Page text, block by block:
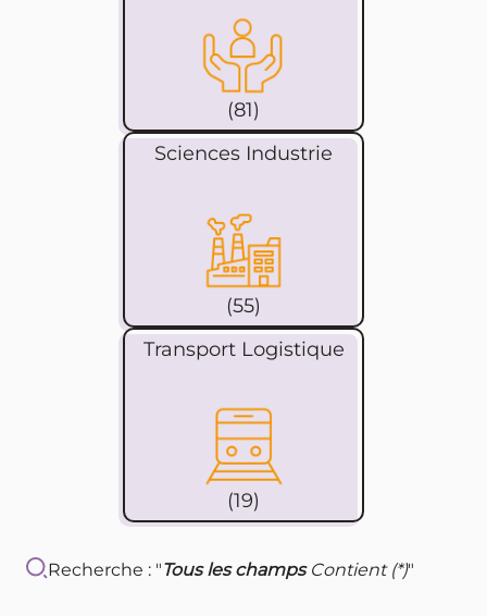
(81)
Sciences Industrie
(55)
Transport Logistique
(19)
Recherche : "Tous les champsContient (*)"